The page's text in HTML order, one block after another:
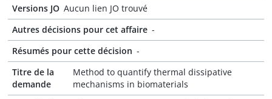
Versions JO Aucun lien JO trouvé
Autres décisions pour cet affaire -
Résumés pour cette décision -
Titre de la
demande
Method to quantify thermal dissipative
mechanisms in biomaterials